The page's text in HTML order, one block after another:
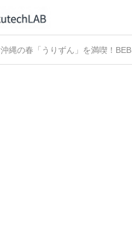
沖縄の春「うりずん」を満喫！